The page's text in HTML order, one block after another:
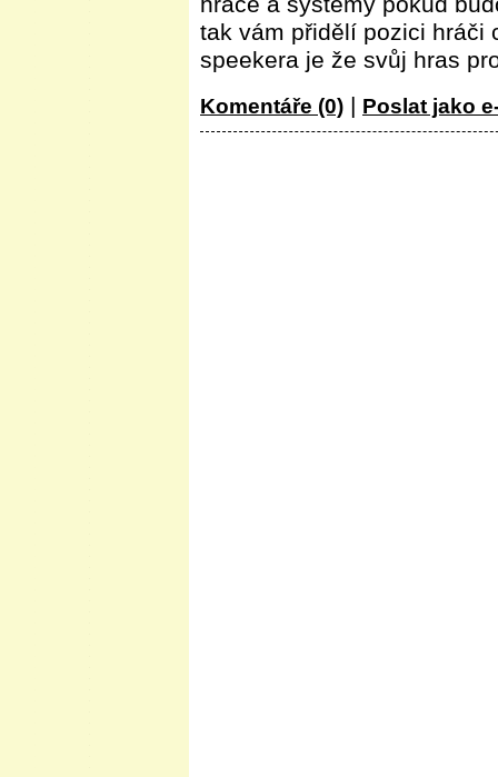
tak vám přidělí pozici hráči
speekera je že svůj hras
Komentáře (0) | Poslat jako